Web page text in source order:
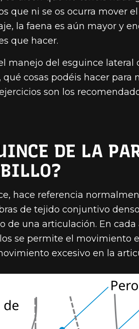
que ni se os ocurra mover
la faena es aún mayor y
que hacer.
manejo del esguince
cosas podéis hacer para
son los
DE LA
hace referencia
de tejido conjuntivo
de una articulación. En
se permite el movimiento
excesivo en la